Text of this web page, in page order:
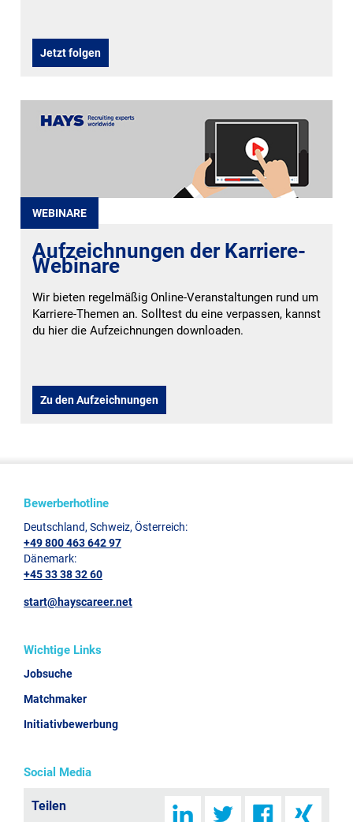
Jetzt folgen
WEBINARE
Aufzeichnungen der Karriere-
Webinare
Wir bieten regelmäßig Online-Veranstaltungen rund um
Karriere-Themen an. Solltest du eine verpassen, kannst
du hier die Aufzeichnungen downloaden.
Zu den Aufzeichnungen
Bewerberhotline
Deutschland, Schweiz, Österreich:
+49 800 463 642 97
Dänemark:
+45 33 38 32 60
start@hayscareer.net
Wichtige Links
Jobsuche
Matchmaker
Initiativbewerbung
Social Media
Teilen